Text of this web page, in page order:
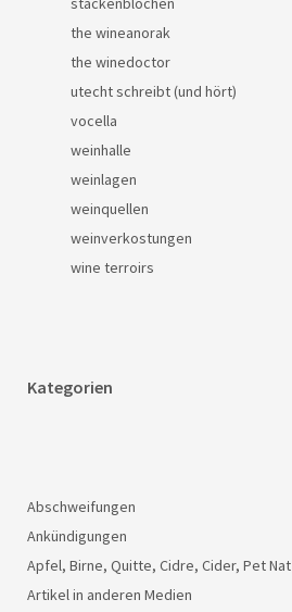
the wineanorak
the winedoctor
utecht schreibt (und hört)
vocella
weinhalle
weinlagen
weinquellen
weinverkostungen
wine terroirs
Kategorien
Abschweifungen
Ankündigungen
Apfel, Birne, Quitte, Cidre, Cider, Pet Nat
Artikel in anderen Medien